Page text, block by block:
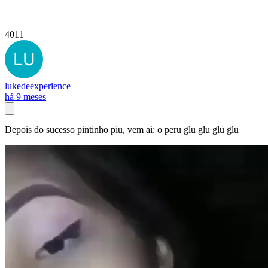
4011
lukedeexperience
há 9 meses
Depois do sucesso pintinho piu, vem ai: o peru glu glu glu glu